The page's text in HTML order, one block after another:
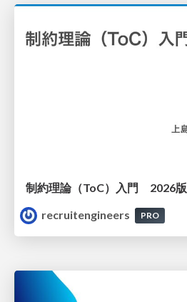
制約理論（ToC）入門 2026版
recruitengineers
PRO